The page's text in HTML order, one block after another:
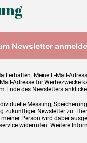
erhalten. Meine E-Mail-
Adresse für Werbezwecke
Ende des Newsletters anklicke.
Messung,
zukünftiger Newsletter zu.
Person wird dabei
widerrufen. Weitere